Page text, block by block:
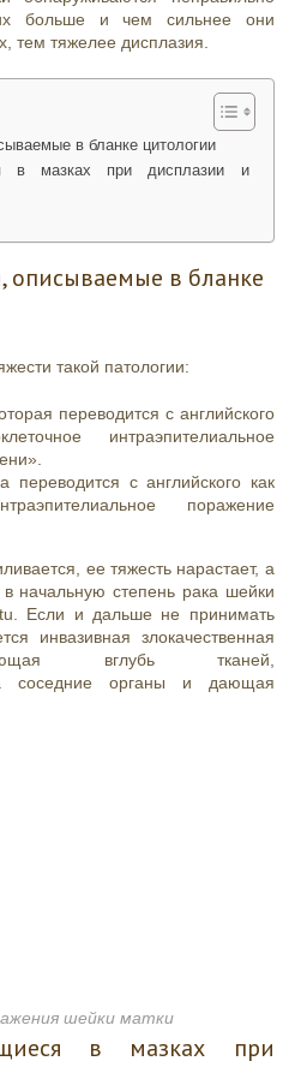
больше и чем сильнее они
тем тяжелее дисплазия.
в бланке цитологии
в мазках при дисплазии и
описываемые в бланке
такой патологии:
переводится с английского
интраэпителиальное
переводится с английского как
поражение
ее тяжесть нарастает, а
начальную степень рака шейки
Если и дальше не принимать
инвазивная злокачественная
вглубь тканей,
соседние органы и дающая
шейки матки
в мазках при